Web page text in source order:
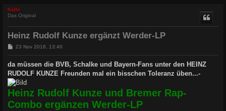
Kalle
Das Original
Heinz Rudolf Kunze ergänzt Werder-LP
B
t
r
a
g
23 Nov 2018, 13:40
da müssen die BVB, Schalke und Bayern-Fans unter den HEINZ
RUDOLF KUNZE Freunden mal ein bisschen Toleranz üben...-
Heinz Rudolf Kunze und Bremer Rap-
Combo ergänzen Werder-LP